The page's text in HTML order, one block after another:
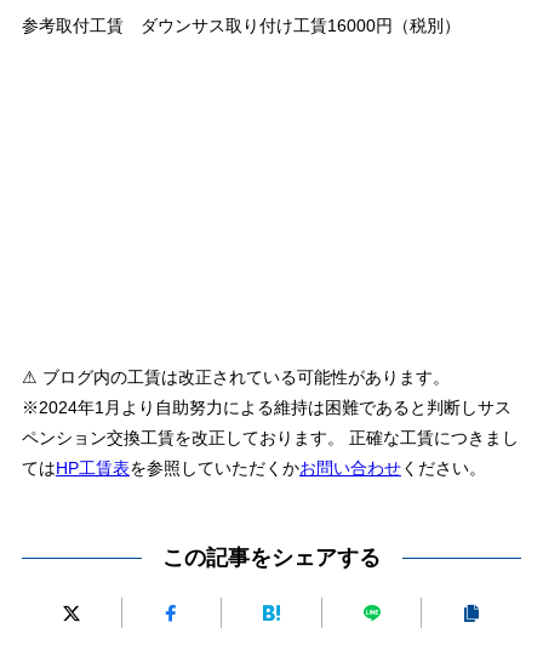
参考取付工賃 ダウンサス取り付け工賃16000円（税別）
⚠ ブログ内の工賃は改正されている可能性があります。
※2024年1月より自助努力による維持は困難であると判断しサス
ペンション交換工賃を改正しております。 正確な工賃につきまし
てはHP工賃表を参照していただくかお問い合わせください。
この記事をシェアする